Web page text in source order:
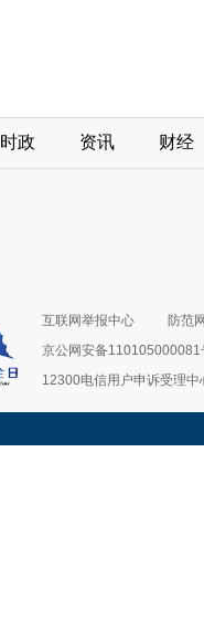
时政 资讯 财经
互联网举报中心
防范
京公网安备110105000081
12300电信用户申诉受理中